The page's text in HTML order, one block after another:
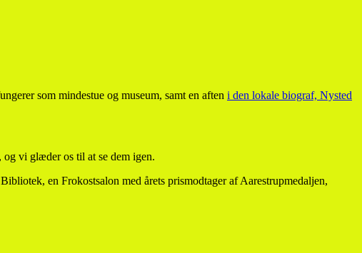
som mindestue og museum, samt en aften i den lokale biograf, Nysted
og vi glæder os til at se dem igen.
en Frokostsalon med årets prismodtager af Aarestrupmedaljen,